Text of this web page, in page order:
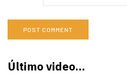
Último video…